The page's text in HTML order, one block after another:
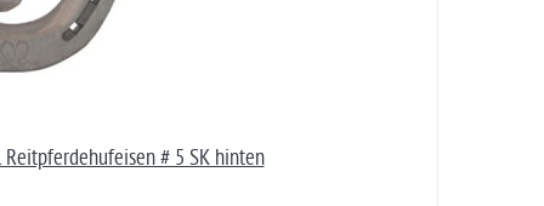
# 5 SK hinten